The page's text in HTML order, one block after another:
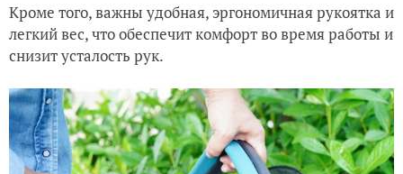
Кроме того, важны удобная, эргономичная рукоятка и
легкий вес, что обеспечит комфорт во время работы и
снизит усталость рук.